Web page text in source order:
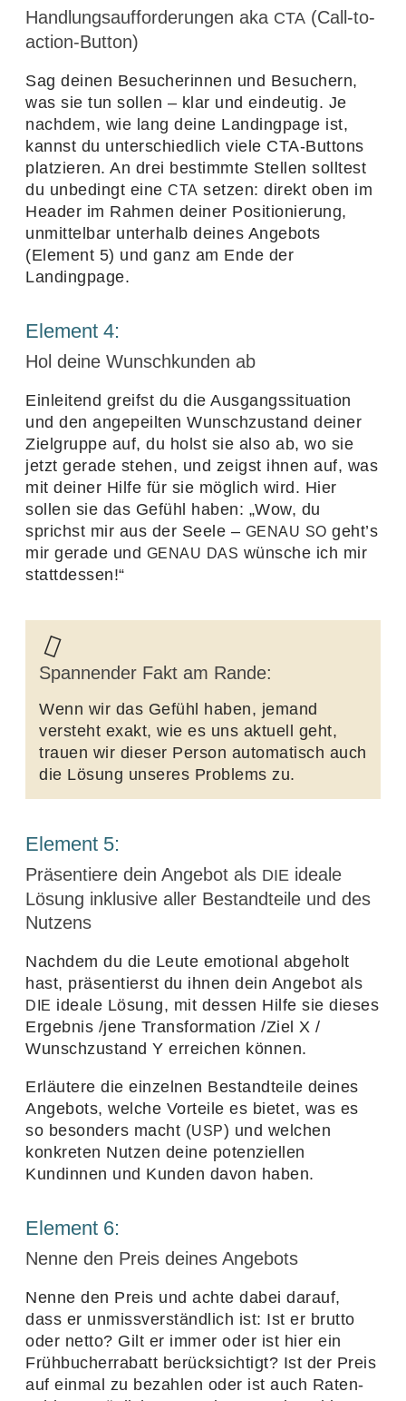
Handlungsaufforderungen aka CTA (Call-to-
action-Button)
Sag deinen Besu­che­rinnen und Besu­chern,
was sie tun sollen – klar und eindeutig. Je
nachdem, wie lang deine Landing­page ist,
kannst du unter­schied­lich viele CTA-Buttons
plat­zieren. An drei bestimmte Stellen soll­test
du unbe­dingt eine CTA setzen: direkt oben im
Header im Rahmen deiner Posi­tio­nie­rung,
unmit­telbar unter­halb deines Ange­bots
(Element 5) und ganz am Ende der
Landingpage.
Element 4:
Hol deine Wunschkunden ab
Einlei­tend greifst du die Ausgangs­si­tua­tion
und den ange­peilten Wunsch­zu­stand deiner
Ziel­gruppe auf, du holst sie also ab, wo sie
jetzt gerade stehen, und zeigst ihnen auf, was
mit deiner Hilfe für sie möglich wird. Hier
sollen sie das Gefühl haben: „Wow, du
sprichst mir aus der Seele – GENAU SO geht’s
mir gerade und GENAU DAS wünsche ich mir
stattdessen!“
Span­nender Fakt am Rande:
Wenn wir das Gefühl haben, jemand
versteht exakt, wie es uns aktuell geht,
trauen wir dieser Person auto­ma­tisch auch
die Lösung unseres Problems zu.
Element 5:
Präsentiere dein Angebot als DIE ideale
Lösung inklusive aller Bestandteile und des
Nutzens
Nachdem du die Leute emotional abge­holt
hast, präsen­tierst du ihnen dein Angebot als
DIE ideale Lösung, mit dessen Hilfe sie dieses
Ergebnis /​jene Trans­for­ma­tion /​Ziel X /​
Wunsch­zu­stand Y errei­chen können.
Erläu­tere die einzelnen Bestand­teile deines
Ange­bots, welche Vorteile es bietet, was es
so beson­ders macht (USP) und welchen
konkreten Nutzen deine poten­zi­ellen
Kundinnen und Kunden davon haben.
Element 6:
Nenne den Preis deines Angebots
Nenne den Preis und achte dabei darauf,
dass er unmiss­ver­ständ­lich ist: Ist er brutto
oder netto? Gilt er immer oder ist hier ein
Früh­bu­cher­ra­batt berück­sich­tigt? Ist der Preis
auf einmal zu bezahlen oder ist auch Raten­